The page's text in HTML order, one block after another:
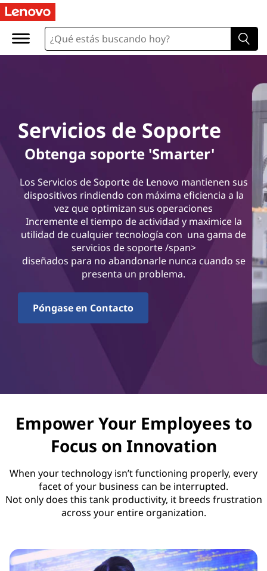
S
r
Servicios de Soporte
Obtenga soporte 'Smarter'
Los Servicios de Soporte de Lenovo mantienen sus
dispositivos rindiendo con máxima eficiencia a la
vez que optimizan sus operaciones
Incremente el tiempo de actividad y maximice la
utilidad de cualquier tecnología con una gama de
servicios de soporte /span>
diseñados para no abandonarle nunca cuando se
presenta un problema.
Póngase en Contacto
Empower Your Employees to
Focus on Innovation
When your technology isn’t functioning properly, every
facet of your business can be interrupted.
Not only does this tank productivity, it breeds frustration
across your entire organization.